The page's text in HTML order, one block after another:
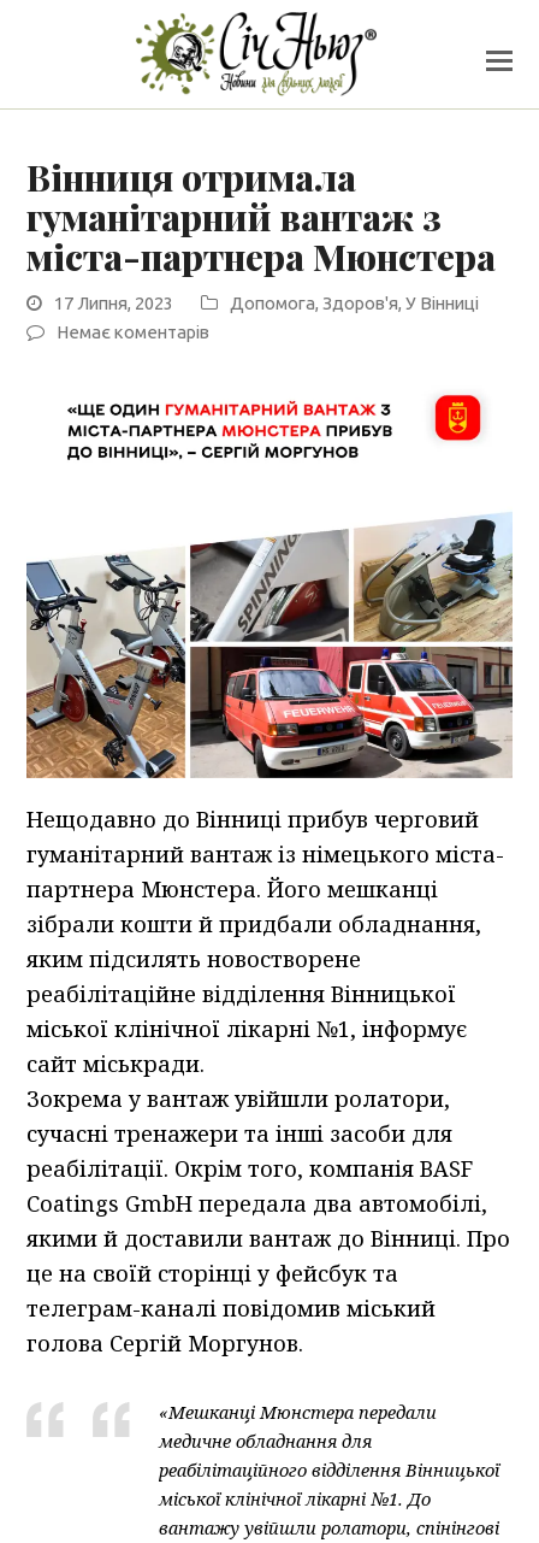
Вінниця отримала
гуманітарний вантаж з
міста-партнера Мюнстера
17 Липня, 2023 Допомога,Здоров'я,У Вінниці
Немає коментарів
Нещодавно до Вінниці прибув черговий
гуманітарний вантаж із німецького міста-
партнера Мюнстера. Його мешканці
зібрали кошти й придбали обладнання,
яким підсилять новостворене
реабілітаційне відділення Вінницької
міської клінічної лікарні №1, інформує
сайт міськради.
Зокрема у вантаж увійшли ролатори,
сучасні тренажери та інші засоби для
реабілітації. Окрім того, компанія BASF
Coatings GmbH передала два автомобілі,
якими й доставили вантаж до Вінниці. Про
це на своїй сторінці у фейсбук та
телеграм-каналі повідомив міський
голова Сергій Моргунов.
«Мешканці Мюнстера передали
медичне обладнання для
реабілітаційного відділення Вінницької
міської клінічної лікарні №1. До
вантажу увійшли ролатори, спінінгові